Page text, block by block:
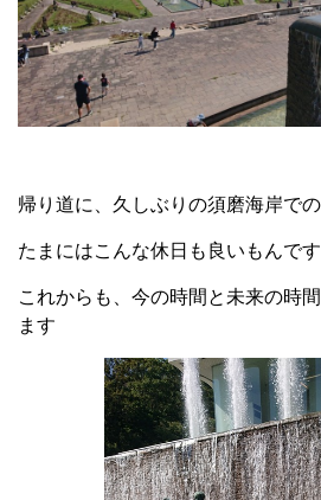
帰り道に、久しぶりの須磨海岸で
たまにはこんな休日も良いもんです
これからも、今の時間と未来の時
ます